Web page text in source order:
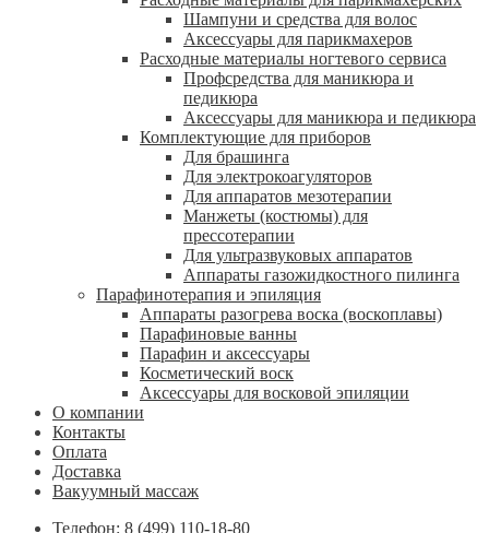
Шампуни и средства для волос
Аксессуары для парикмахеров
Расходные материалы ногтевого сервиса
Профсредства для маникюра и
педикюра
Аксессуары для маникюра и педикюра
Комплектующие для приборов
Для брашинга
Для электрокоагуляторов
Для аппаратов мезотерапии
Манжеты (костюмы) для
прессотерапии
Для ультразвуковых аппаратов
Аппараты газожидкостного пилинга
Парафинотерапия и эпиляция
Аппараты разогрева воска (воскоплавы)
Парафиновые ванны
Парафин и аксессуары
Косметический воск
Аксессуары для восковой эпиляции
О компании
Контакты
Оплата
Доставка
Вакуумный массаж
Телефон: 8 (499) 110-18-80